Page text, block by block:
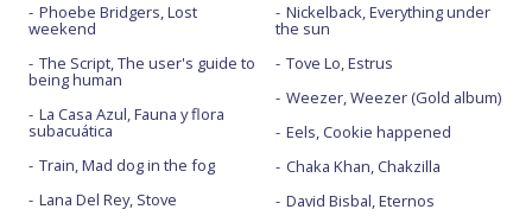
Phoebe Bridgers, Lost
weekend
The Script, The user's guide to
being human
La Casa Azul, Fauna y flora
subacuática
Train, Mad dog in the fog
Lana Del Rey, Stove
Nickelback, Everything under
the sun
Tove Lo, Estrus
Weezer, Weezer (Gold album)
Eels, Cookie happened
Chaka Khan, Chakzilla
David Bisbal, Eternos